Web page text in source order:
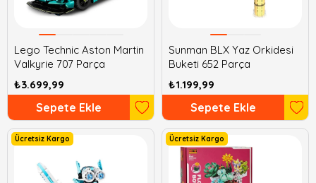
Lego Technic Aston Martin
Valkyrie 707 Parça
₺3.699,99
Sepete Ekle
Sunman BLX Yaz Orkidesi
Buketi 652 Parça
₺1.199,99
Sepete Ekle
Ücretsiz Kargo Ücretsiz Kargo